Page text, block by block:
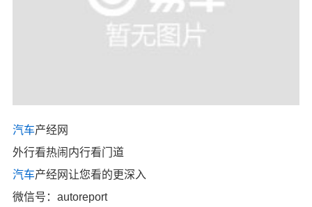
汽车产经网
外行看热闹内行看门道
汽车产经网让您看的更深入
微信号：autoreport